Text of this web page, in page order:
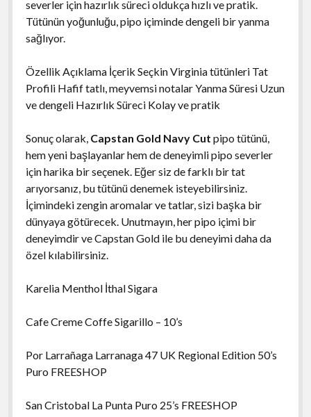
severler için hazırlık süreci oldukça hızlı ve pratik.
Tütünün yoğunluğu, pipo içiminde dengeli bir yanma
sağlıyor.
Özellik Açıklama İçerik Seçkin Virginia tütünleri Tat
Profili Hafif tatlı, meyvemsi notalar Yanma Süresi Uzun
ve dengeli Hazırlık Süreci Kolay ve pratik
Sonuç olarak, Capstan Gold Navy Cut pipo tütünü,
hem yeni başlayanlar hem de deneyimli pipo severler
için harika bir seçenek. Eğer siz de farklı bir tat
arıyorsanız, bu tütünü denemek isteyebilirsiniz.
İçimindeki zengin aromalar ve tatlar, sizi başka bir
dünyaya götürecek. Unutmayın, her pipo içimi bir
deneyimdir ve Capstan Gold ile bu deneyimi daha da
özel kılabilirsiniz.
Karelia Menthol İthal Sigara
Cafe Creme Coffe Sigarillo – 10’s
Por Larrañaga Larranaga 47 UK Regional Edition 50’s
Puro FREESHOP
San Cristobal La Punta Puro 25’s FREESHOP